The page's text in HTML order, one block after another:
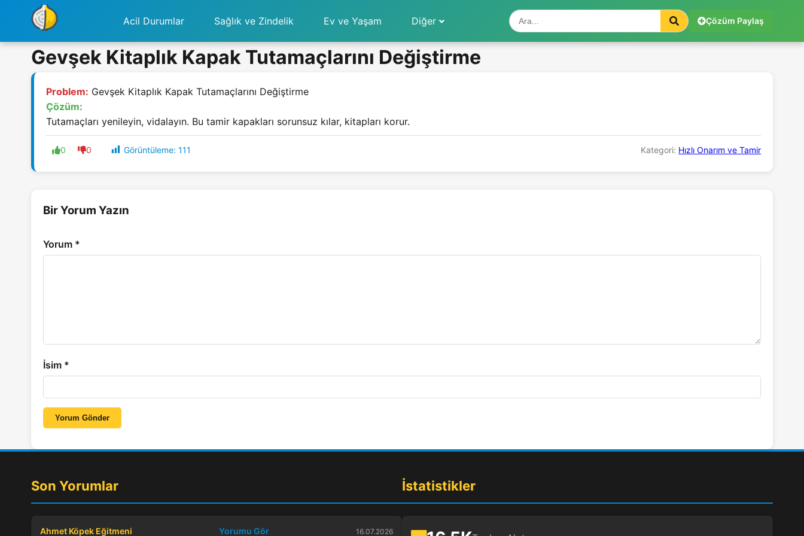
Acil Durumlar Sağlık ve Zindelik Ev ve Yaşam Diğer Çözüm Paylaş
Gevşek Kitaplık Kapak Tutamaçlarını Değiştirme
Problem: Gevşek Kitaplık Kapak Tutamaçlarını Değiştirme
Çözüm:
Tutamaçları yenileyin, vidalayın. Bu tamir kapakları sorunsuz kılar, kitapları korur.
0 0 Görüntüleme: 111 Kategori: Hızlı Onarım ve Tamir
Bir Yorum Yazın
Yorum *
İsim *
Yorum Gönder
Son Yorumlar
Ahmet Köpek Eğitmeni Yorumu Gör 16.07.2026
İstatistikler